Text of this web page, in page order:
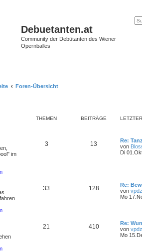
Debuetanten.at
Community der Debütanten des Wiener
Opernballes
Foren-Übersicht
THEMEN BEITRÄGE
im
3 13
Re:
von
Di
33 128
Re:
von
Mo
21 410
Re:
von
Mo